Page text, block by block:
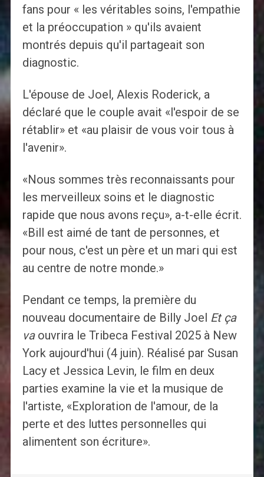
fans pour « les véritables soins, l'empathie
et la préoccupation » qu'ils avaient
montrés depuis qu'il partageait son
diagnostic.
L'épouse de Joel, Alexis Roderick, a
déclaré que le couple avait «l'espoir de se
rétablir» et «au plaisir de vous voir tous à
l'avenir».
«Nous sommes très reconnaissants pour
les merveilleux soins et le diagnostic
rapide que nous avons reçu», a-t-elle écrit.
«Bill est aimé de tant de personnes, et
pour nous, c'est un père et un mari qui est
au centre de notre monde.»
Pendant ce temps, la première du
nouveau documentaire de Billy Joel Et ça
vaouvrira le Tribeca Festival 2025 à New
York aujourd'hui (4 juin). Réalisé par Susan
Lacy et Jessica Levin, le film en deux
parties examine la vie et la musique de
l'artiste, «Exploration de l'amour, de la
perte et des luttes personnelles qui
alimentent son écriture».